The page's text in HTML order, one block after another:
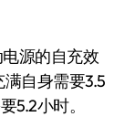
源的自充效
自身需要3.5
5.2小时。